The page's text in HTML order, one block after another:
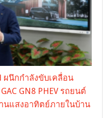
ผนึกกำลังขับเคลื่อน
GN8 PHEV รถยนต์
นแสงอาทิตย์ภายในบ้าน